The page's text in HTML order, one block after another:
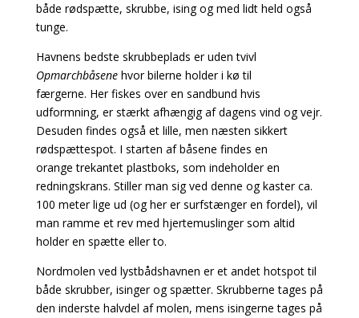
både rødspætte, skrubbe, ising og med lidt held også
tunge.
Havnens bedste skrubbeplads er uden tvivl
Opmarchbåsene hvor bilerne holder i kø til
færgerne. Her fiskes over en sandbund hvis
udformning, er stærkt afhængig af dagens vind og vejr.
Desuden findes også et lille, men næsten sikkert
rødspættespot. I starten af båsene findes en
orangetrekantet plastboks, som indeholder en
redningskrans. Stiller man sig ved denne og kaster ca.
100 meter lige ud (og her er surfstænger en fordel), vil
man ramme et rev med hjertemuslinger som altid
holder en spætte eller to.
Nordmolen ved lystbådshavnen er et andet hotspot til
både skrubber, isinger og spætter. Skrubberne tages på
den inderste halvdel af molen, mens isingerne tages på